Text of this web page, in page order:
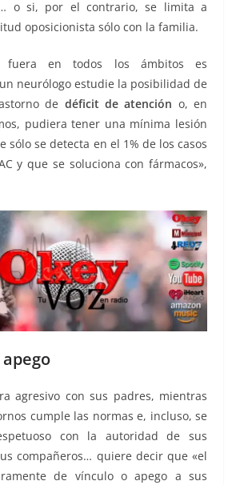
o si, por el contrario, se limita a
oposicionista sólo con la familia.
fuera en todos los ámbitos es
neurólogo estudie la posibilidad de
de déficit de atención o, en
pudiera tener una mínima lesión
sólo se detecta en el 1% de los casos
y que se soluciona con fármacos»,
agresivo con sus padres, mientras
cumple las normas e, incluso, se
con la autoridad de sus
compañeros… quiere decir que «el
de vínculo o apego a sus